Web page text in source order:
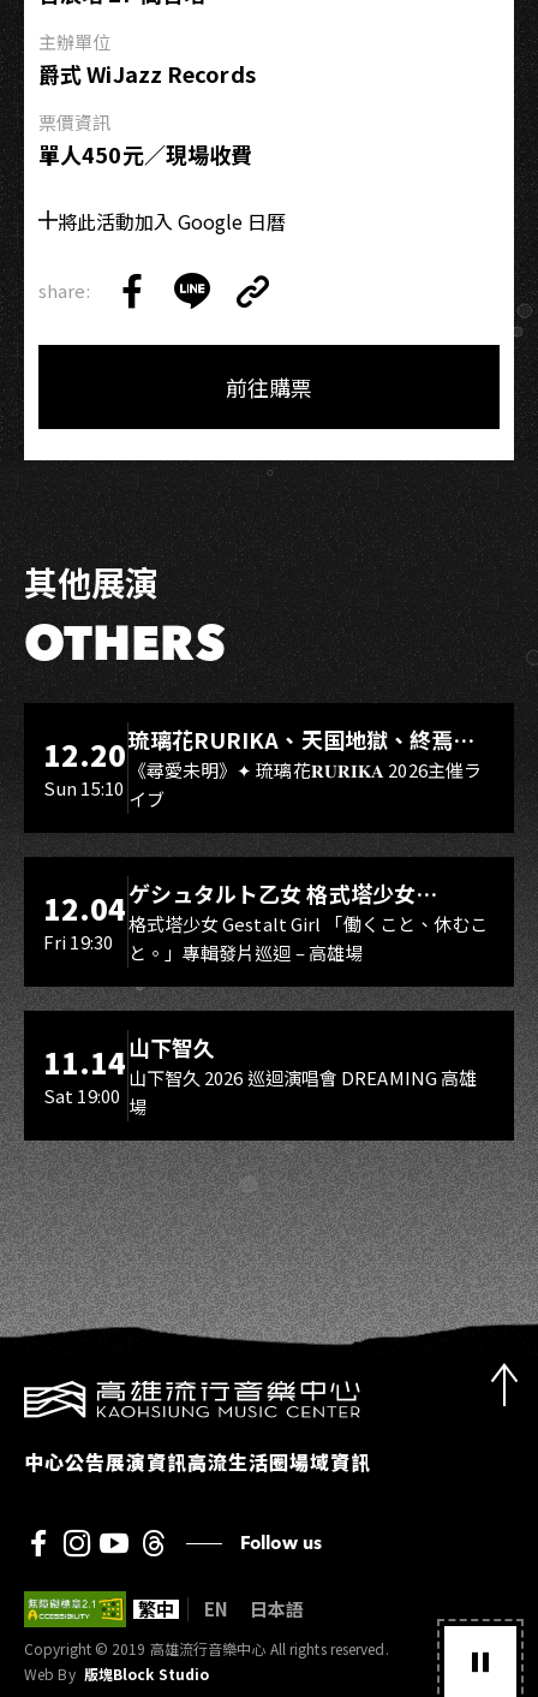
彥
斌
四
奏
主辦單位
爵式 WiJazz Records
票價資訊
單人450元／現場收費
將此活動加入 Google 日曆
share:
on
on
Link
Copy
前往購票
其他展演
OTHERS
LIVE WAREHOUSE 小庫
12.20
Sun 15:10
琉璃花RURIKA、天国地獄、終焉
Rebirth、DUALIA、無我夢中、花奏
スマイル（O.A.）
《尋愛未明》✦ 琉璃花𝐑𝐔𝐑𝐈𝐊𝐀 2026主催ラ
イブ
LIVE WAREHOUSE 小庫
12.04
Fri 19:30
ゲシュタルト乙女 格式塔少女
Gestalt Girl
格式塔少女 Gestalt Girl 「働くこと、休むこ
と。」專輯發片巡迴 – 高雄場
11.14
Sat 19:00
山下智久
山下智久 2026 巡迴演唱會 DREAMING 高雄
場
中心公告展演資訊高流生活圈場域資訊
Follow us
Copyright © 2019 高雄流行音樂中心 All rights reserved.
Web By 版塊Block Studio
繁中 EN 日本語